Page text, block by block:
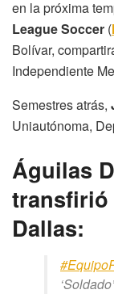
en la próxima
League Soccer (
Bolívar,
Independiente
Semestres atrás,
Uniautónoma,
Águilas
transfirió
Dallas: